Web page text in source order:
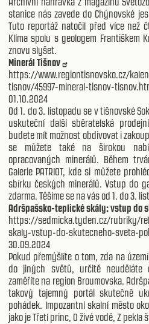
stanice nás zavede do Chýnovské
Tuto reportáž natočil před více než
Klíma spolu s geologem Františkem
znovu slyšet.
Minerál Tišnov
https://www.regiontisnovsko.cz/
tisnov/45997-mineral-tisnov-
01.10.2024
Od 1. do 3. listopadu se v tišnovské
uskuteční další sběratelská
budete mít možnost obdivovat i
se můžete také na širokou
opracovaných minerálů. Během
Galerie PATRIOT, kde si můžete
sbírku českých minerálů. Vstup do
zdarma. Těšíme se na vás od 1. do 3.
Adršpašsko-teplické skály: vstup do
https://sedmicka.tyden.cz/rubriky/
skaly-vstup-do-skutecneho-sveta-
30.09.2024
Pokud přemýšlíte o tom, zda na
do jiných světů, určitě neuděláte
zaměříte na region Broumovska.
takový tajemný portál skutečně
pohádek. Impozantní skalní město
jako je Třetí princ, O živé vodě, Z pekla